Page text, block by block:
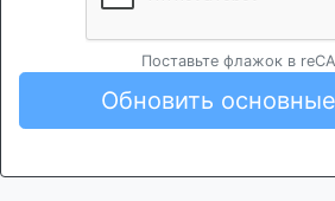
Поставьте флажок в
Обновить